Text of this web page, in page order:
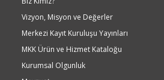
Vizyon, Misyon ve Değerler
Merkezi Kayıt Kuruluşu Yayınları
MKK Ürün ve Hizmet Kataloğu
Kurumsal Olgunluk